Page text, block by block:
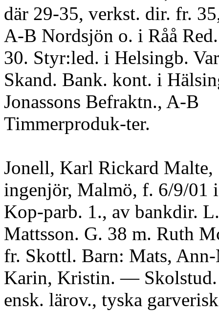
där 29-35, verkst. dir. fr.
A-B Nordsjön o. i Råå
30. Styr:led. i Helsingb.
Skand. Bank. kont. i
Jonassons Befraktn., A-B
Timmerproduk-ter.
Jonell, Karl Rickard Malte,
ingenjör, Malmö, f. 6/9/01
Kop-parb. 1., av bankdir.
Mattsson. G. 38 m. Ruth
fr. Skottl. Barn: Mats,
Karin, Kristin. — Skolstud.
ensk. lärov., tyska